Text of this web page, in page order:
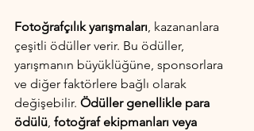
Fotoğrafçılık yarışmaları, kazananlara
çeşitli ödüller verir. Bu ödüller,
yarışmanın büyüklüğüne, sponsorlara
ve diğer faktörlere bağlı olarak
değişebilir. Ödüller genellikle para
ödülü, fotoğraf ekipmanları veya